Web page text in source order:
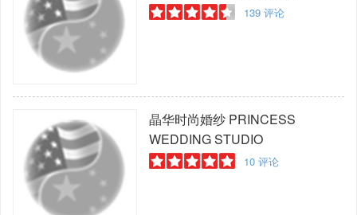
139评论
晶华时尚婚纱PRINCESS
WEDDING STUDIO
10评论